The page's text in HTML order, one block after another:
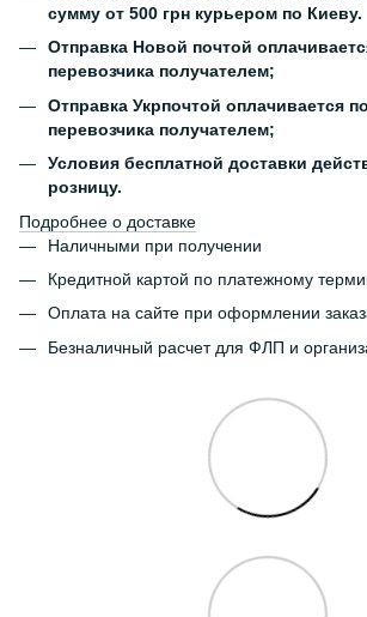
сумму от 500 грн курьером по Киеву.
Отправка Новой почтой
перевозчика получателем;
Отправка Укрпочтой оплачивается
перевозчика получателем;
Условия бесплатной доставки
розницу.
Подробнее о доставке
Наличными при получении
Кредитной картой по платежному
Оплата на сайте при оформлении
Безналичный расчет для ФЛП и